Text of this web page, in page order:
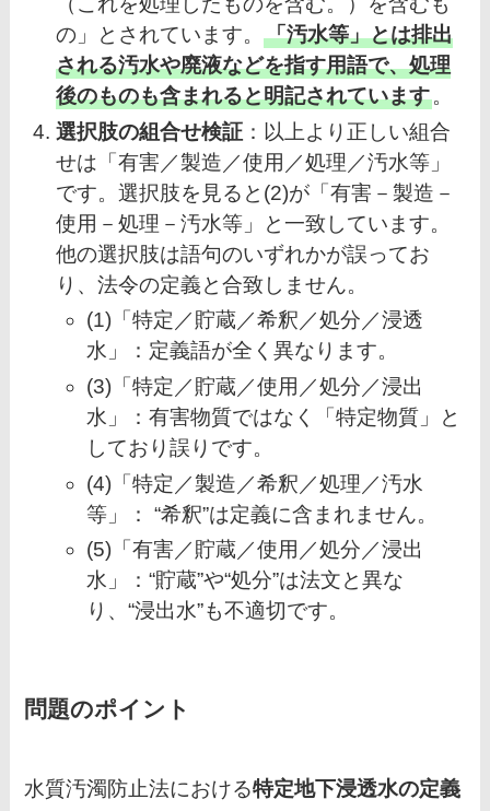
の」とされています。 「汚水等」とは排出
される汚水や廃液などを指す用語で、処理
後のものも含まれると明記されています。
選択肢の組合せ検証：以上より正しい組合
せは「有害／製造／使用／処理／汚水等」
です。選択肢を見ると(2)が「有害－製造－
使用－処理－汚水等」と一致しています。
他の選択肢は語句のいずれかが誤ってお
り、法令の定義と合致しません。
(1)「特定／貯蔵／希釈／処分／浸透
水」：定義語が全く異なります。
(3)「特定／貯蔵／使用／処分／浸出
水」：有害物質ではなく「特定物質」と
しており誤りです。
(4)「特定／製造／希釈／処理／汚水
等」： “希釈”は定義に含まれません。
(5)「有害／貯蔵／使用／処分／浸出
水」：“貯蔵”や“処分”は法文と異な
り、“浸出水”も不適切です。
問題のポイント
水質汚濁防止法における特定地下浸透水の定義